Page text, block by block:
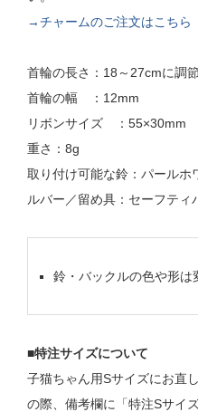
→チャームのご注文はこちら
首輪の長さ：18～27cmに調
首輪の幅 ：12mm
リボンサイズ ：55×30mm
重さ：8g
取り付け可能な鈴：パールホ
ルバー／留め具：セーフティ
鈴・バックルの色や形は
■特注サイズについて
子猫ちゃん用Sサイズにお直
の際、備考欄に「特注Sサイ